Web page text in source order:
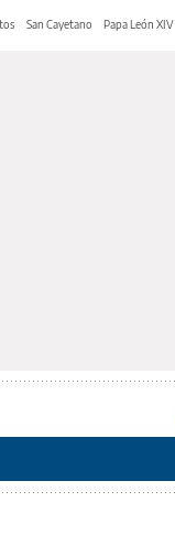
San Cayetano Papa León XIV